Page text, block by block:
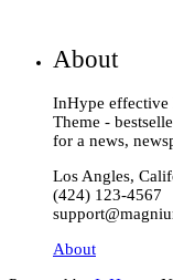
About
InHype effective
Theme -
for a news,
Los Angles,
(424) 123-4567
About